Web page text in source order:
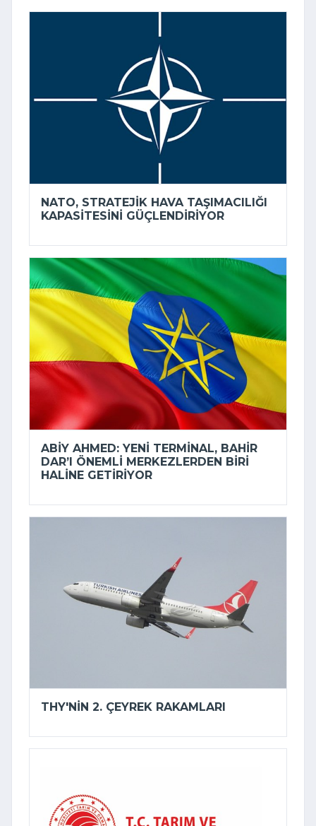
NATO, STRATEJIK HAVA TAŞIMACILIĞI
KAPASITESINI GÜÇLENDIRIYOR
ABIY AHMED: YENI TERMINAL, BAHIR
DAR’I ÖNEMLI MERKEZLERDEN BIRI
HALINE GETIRIYOR
THY'NIN 2. ÇEYREK RAKAMLARI